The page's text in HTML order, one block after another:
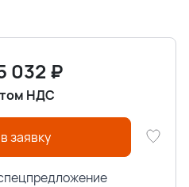
032 ₽
НДС
заявку